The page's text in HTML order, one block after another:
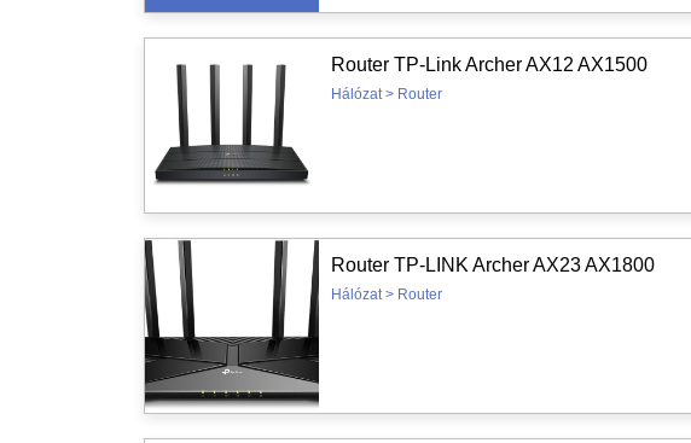
Router TP-Link Archer AX12 AX1500
Hálózat > Router
Router TP-LINK Archer AX23 AX1800
Hálózat > Router